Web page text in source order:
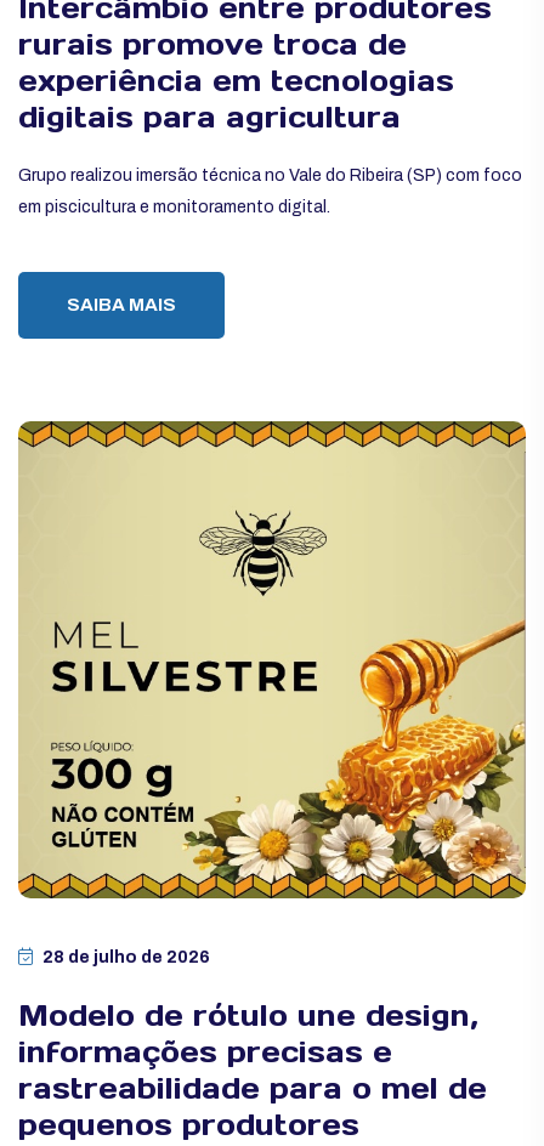
Intercâmbio entre produtores
rurais promove troca de
experiência em tecnologias
digitais para agricultura
Grupo realizou imersão técnica no Vale do Ribeira (SP) com foco
em piscicultura e monitoramento digital.
SAIBA MAIS
28 de julho de 2026
Modelo de rótulo une design,
informações precisas e
rastreabilidade para o mel de
pequenos produtores